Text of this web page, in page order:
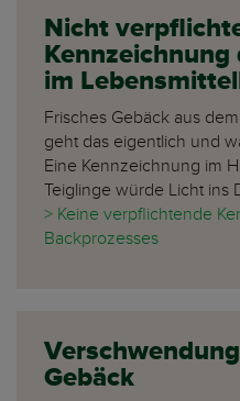
Nicht
im
Frisches Gebäck aus
geht das eigentlich und
Eine Kennzeichnung im
Teiglinge würde Licht ins
> Keine verpflichtende
Backprozesses
Gebäck